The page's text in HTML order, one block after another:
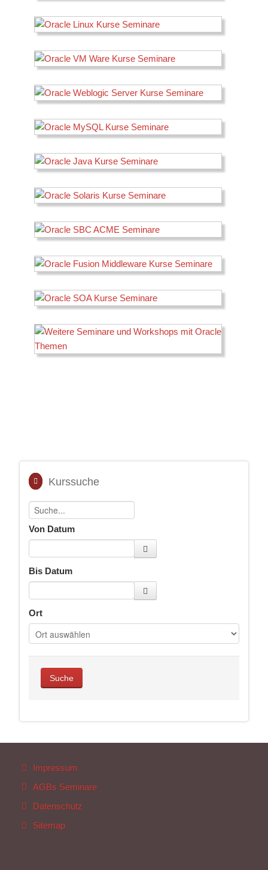
Kurssuche
Von Datum
Bis Datum
Ort
Impressum
AGBs Seminare
Datenschutz
Sitemap